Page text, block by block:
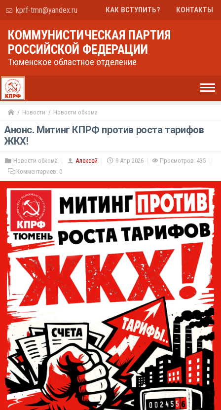
kprf-tmn@yandex.ru КАК ВСТУПИТЬ? КОНТАКТЫ
КОММУНИСТИЧЕСКАЯ ПАРТИЯ
РОССИЙСКОЙ ФЕДЕРАЦИИ
Тюменское областное отделение
Новости Новости обкома
Анонс. Митинг КПРФ против роста тарифов
ЖКХ!
Новости обкома Алексей 9 Апр 2026
Просмотров: 435
Комментариев: 0